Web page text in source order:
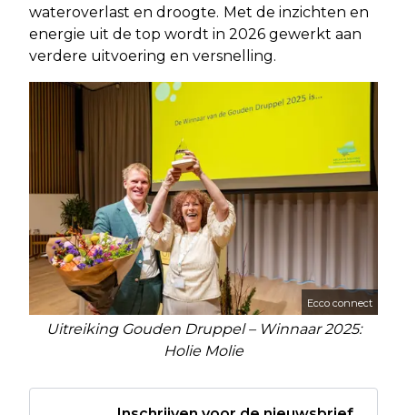
wateroverlast en droogte. Met de inzichten en
energie uit de top wordt in 2026 gewerkt aan
verdere uitvoering en versnelling.
Ecco connect
Uitreiking Gouden Druppel – Winnaar 2025:
Holie Molie